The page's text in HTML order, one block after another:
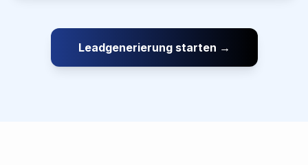
Leadgenerierung starten →